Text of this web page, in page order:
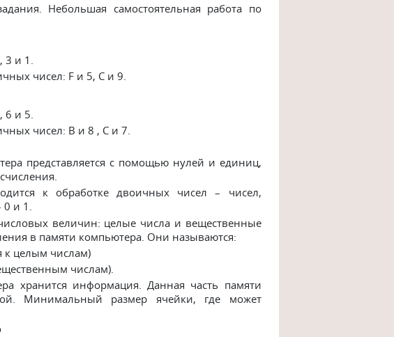
Небольшая самостоятельная работа по
3 и 1.
чисел: F и 5, С и 9.
и 5.
чисел: B и 8 , С и 7.
представляется с помощью нулей и единиц,
к обработке двоичных чисел – чисел,
0 и 1.
величин: целые числа и вещественные
в памяти компьютера. Они называются:
к целым числам)
числам).
хранится информация. Данная часть памяти
Минимальный размер ячейки, где может